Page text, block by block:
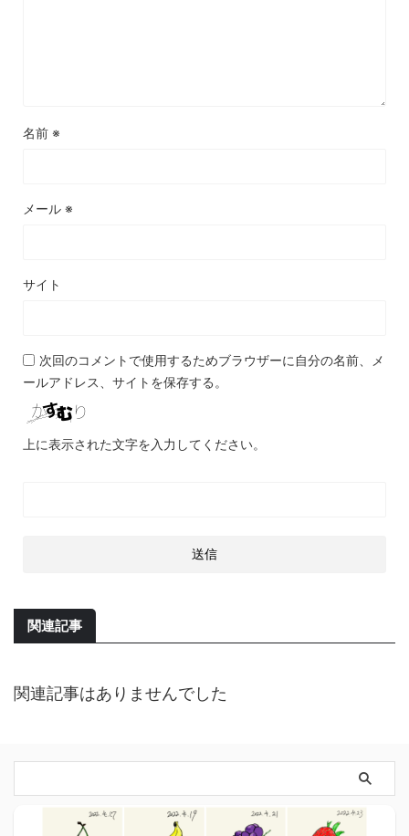
名前 ※
メール ※
サイト
次回のコメントで使用するためブラウザーに自分の名前、メ
ールアドレス、サイトを保存する。
上に表示された文字を入力してください。
関連記事
関連記事はありませんでした